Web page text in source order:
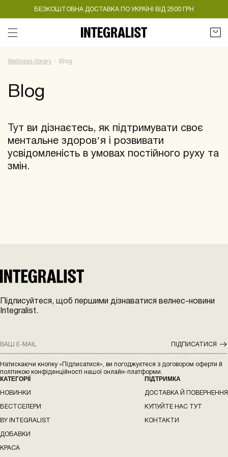
БЕЗКОШТОВНА ДОСТАВКА ПО УКРАЇНІ ВІД 2500 ГРН
Кошик
Wellness library Blog
Blog
Тут ви дізнаєтесь, як підтримувати своє
ментальне здоровʼя і розвивати
усвідомленість в умовах постійного руху та
змін.
Підписуйтеся, щоб першими дізнаватися велнес-новини
Integralist.
ПІДПИСАТИСЯ
КАТЕГОРІЇ
НОВИНКИ
БЕСТСЕЛЕРИ
BY INTEGRALIST
ДОБАВКИ
КРАСА
ПІДТРИМКА
ДОСТАВКА Й ПОВЕРНЕННЯ
КУПУЙТЕ НАС ТУТ
КОНТАКТИ